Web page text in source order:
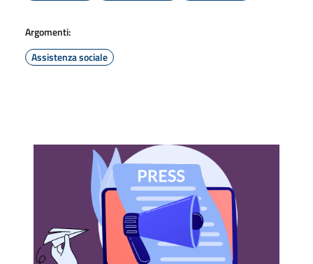
Argomenti:
Assistenza sociale